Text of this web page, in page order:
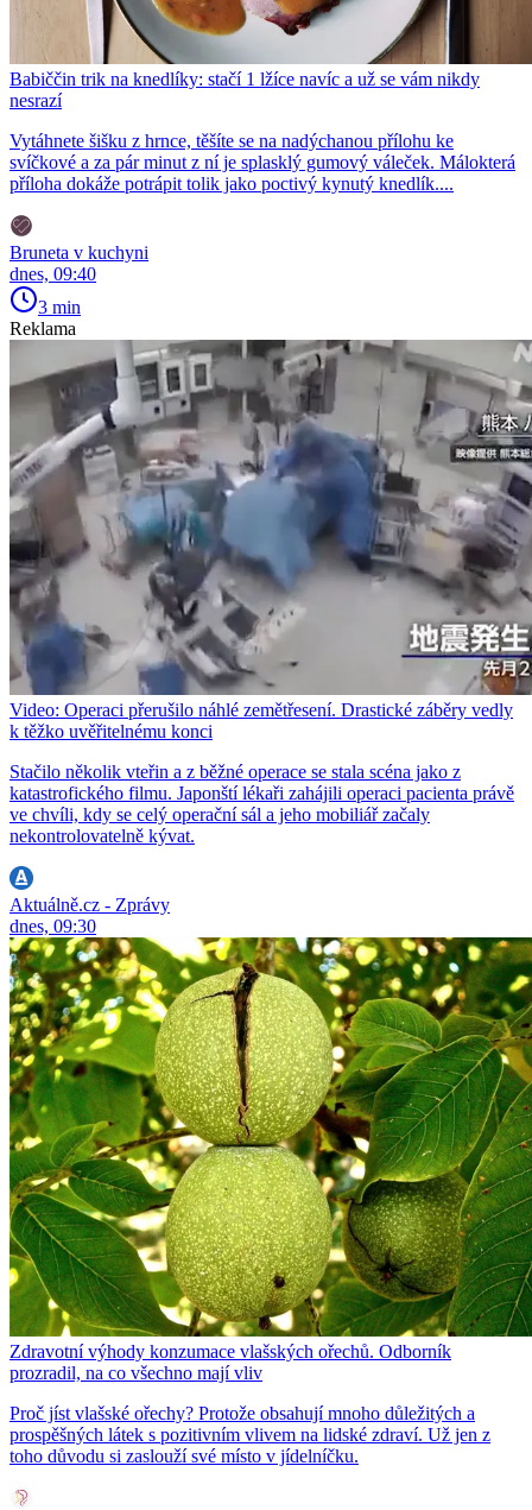
Babiččin trik na knedlíky: stačí 1 lžíce navíc a už se vám nikdy
nesrazí
Vytáhnete šišku z hrnce, těšíte se na nadýchanou přílohu ke
svíčkové a za pár minut z ní je splasklý gumový váleček. Málokterá
příloha dokáže potrápit tolik jako poctivý kynutý knedlík....
Bruneta v kuchyni
dnes, 09:40
3 min
Reklama
Video: Operaci přerušilo náhlé zemětřesení. Drastické záběry vedly
k těžko uvěřitelnému konci
Stačilo několik vteřin a z běžné operace se stala scéna jako z
katastrofického filmu. Japonští lékaři zahájili operaci pacienta právě
ve chvíli, kdy se celý operační sál a jeho mobiliář začaly
nekontrolovatelně kývat.
Aktuálně.cz - Zprávy
dnes, 09:30
Zdravotní výhody konzumace vlašských ořechů. Odborník
prozradil, na co všechno mají vliv
Proč jíst vlašské ořechy? Protože obsahují mnoho důležitých a
prospěšných látek s pozitivním vlivem na lidské zdraví. Už jen z
toho důvodu si zaslouží své místo v jídelníčku.